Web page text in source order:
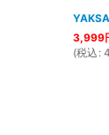
3,999
(税込 :